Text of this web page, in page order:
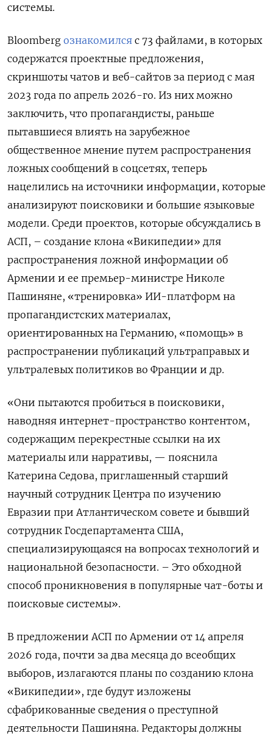
системы.
Bloomberg ознакомился с 73 файлами, в которых
содержатся проектные предложения,
скриншоты чатов и веб-сайтов за период с мая
2023 года по апрель 2026-го. Из них можно
заключить, что пропагандисты, раньше
пытавшиеся влиять на зарубежное
общественное мнение путем распространения
ложных сообщений в соцсетях, теперь
нацелились на источники информации, которые
анализируют поисковики и большие языковые
модели. Среди проектов, которые обсуждались в
АСП, – создание клона «Википедии» для
распространения ложной информации об
Армении и ее премьер-министре Николе
Пашиняне, «тренировка» ИИ-платформ на
пропагандистских материалах,
ориентированных на Германию, «помощь» в
распространении публикаций ультраправых и
ультралевых политиков во Франции и др.
«Они пытаются пробиться в поисковики,
наводняя интернет-пространство контентом,
содержащим перекрестные ссылки на их
материалы или нарративы, — пояснила
Катерина Седова, приглашенный старший
научный сотрудник Центра по изучению
Евразии при Атлантическом совете и бывший
сотрудник Госдепартамента США,
специализирующаяся на вопросах технологий и
национальной безопасности. – Это обходной
способ проникновения в популярные чат-боты и
поисковые системы».
В предложении АСП по Армении от 14 апреля
2026 года, почти за два месяца до всеобщих
выборов, излагаются планы по созданию клона
«Википедии», где будут изложены
сфабрикованные сведения о преступной
деятельности Пашиняна. Редакторы должны